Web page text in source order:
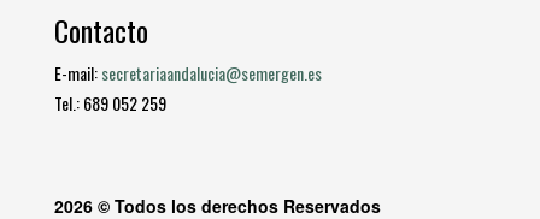
Contacto
E-mail:secretariaandalucia@semergen.es
Tel.: 689 052 259
2026 © Todos los derechos Reservados